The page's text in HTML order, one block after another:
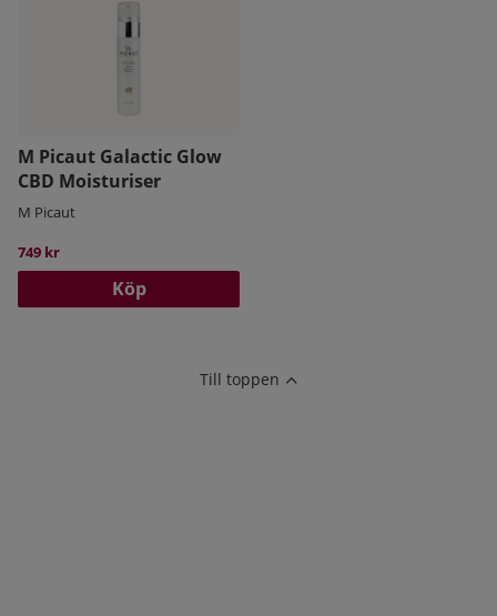
M Picaut Galactic Glow
CBD Moisturiser
M Picaut
749 kr
Köp
Till toppen